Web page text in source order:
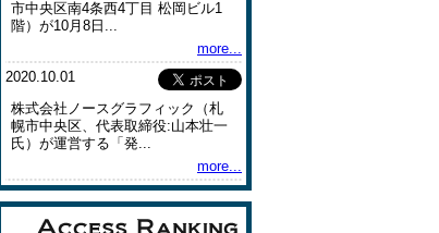
市中央区南4条⻄4丁⽬ 松岡ビル1
階）が10月8日...
more...
2020.10.01
株式会社ノースグラフィック（札
幌市中央区、代表取締役:山本壮一
氏）が運営する「発...
more...